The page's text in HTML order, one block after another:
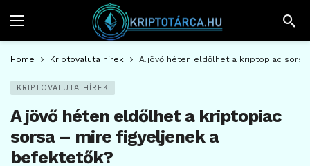
Home Kriptovaluta hírek A jövő héten eldőlhet a kriptopiac
KRIPTOVALUTA HÍREK
A jövő héten eldőlhet a kriptopiac
sorsa – mire figyeljenek a
befektetők?